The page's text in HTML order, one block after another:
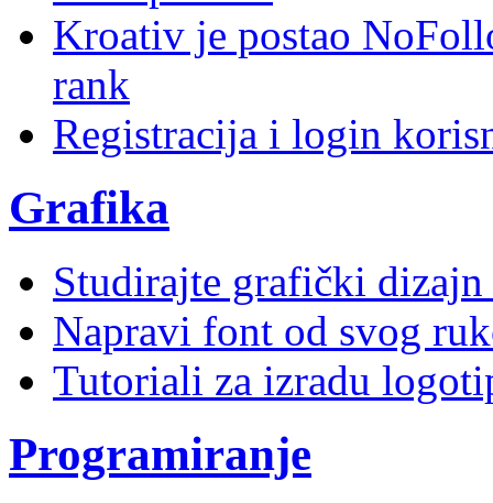
Kroativ je postao
rank
Registracija i login
Grafika
Studirajte grafički dizajn
Napravi font od svog
Tutoriali za izradu
Programiranje